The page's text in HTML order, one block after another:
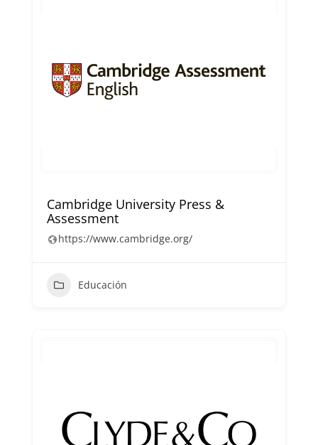
Cambridge University Press &
Assessment
https://www.cambridge.org/
Educación